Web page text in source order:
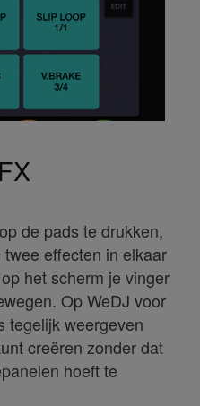
de pads te drukken,
effecten in elkaar
het scherm je vinger
Op WeDJ voor
tegelijk weergeven
creëren zonder dat
hoeft te